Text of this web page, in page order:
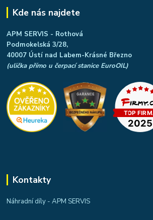
Kde nás najdete
APM SERVIS - Rothová
Podmokelská 3/28,
40007 Ústí nad Labem-Krásné Březno
(ulička přímo u čerpací stanice EuroOIL)
Kontakty
Náhradní díly - APM SERVIS